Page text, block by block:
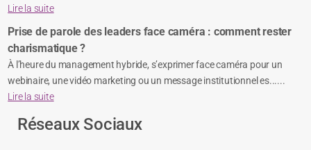
Lire la suite
Prise de parole des leaders face caméra : comment rester
charismatique ?
À l’heure du management hybride, s’exprimer face caméra pour un
webinaire, une vidéo marketing ou un message institutionnel es......
Lire la suite
Réseaux Sociaux